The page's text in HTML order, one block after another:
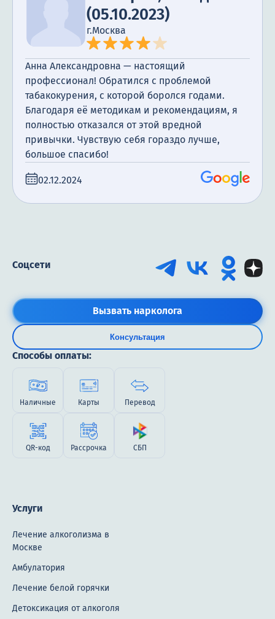
(05.10.2023)
г.Москва
Анна Александровна — настоящий
профессионал! Обратился с проблемой
табакокурения, с которой боролся годами.
Благодаря её методикам и рекомендациям, я
полностью отказался от этой вредной
привычки. Чувствую себя гораздо лучше,
большое спасибо!
02.12.2024
Соцсети
Вызвать нарколога
Консультация
Способы оплаты:
Наличные Карты Перевод
QR-код Рассрочка СБП
Услуги
Лечение алкоголизма в
Москве
Амбулатория
Лечение белой горячки
Детоксикация от алкоголя